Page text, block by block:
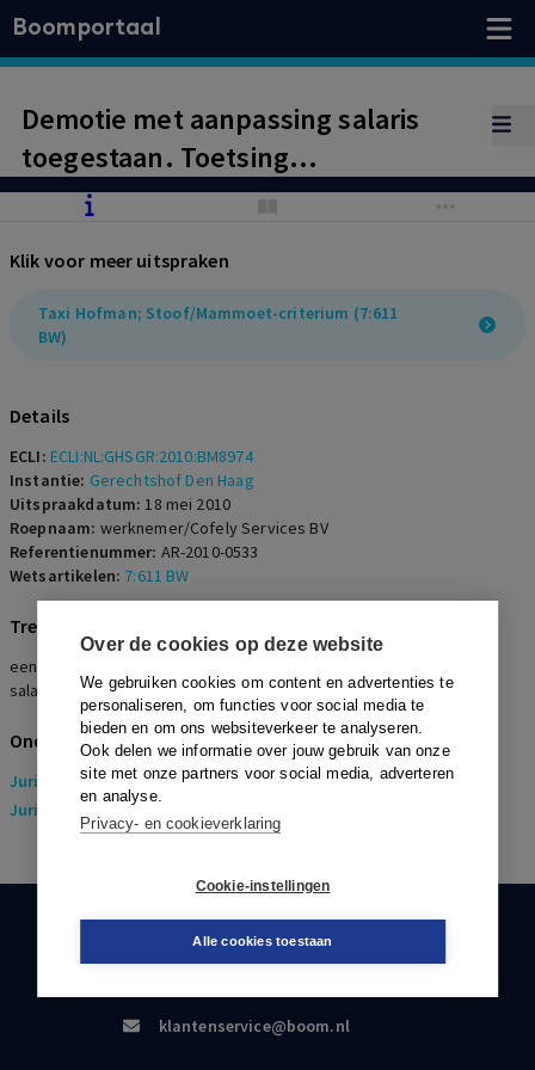
Over de cookies op deze website
We gebruiken cookies om content en advertenties te
personaliseren, om functies voor social media te
bieden en om ons websiteverkeer te analyseren.
Ook delen we informatie over jouw gebruik van onze
site met onze partners voor social media, adverteren
en analyse.
Privacy- en cookieverklaring
Cookie-instellingen
Alle cookies toestaan
Boomportaal
Demotie met aanpassing salaris
toegestaan. Toetsing
Stoof/Mammoet-criteria
Klik voor meer uitspraken
Taxi Hofman; Stoof/Mammoet-criterium (7:611
BW)
Details
ECLI: ECLI:NL:GHSGR:2010:BM8974
Instantie: Gerechtshof Den Haag
Uitspraakdatum:18 mei 2010
Roepnaam: werknemer/Cofely Services BV
Referentienummer: AR-2010-0533
Wetsartikelen: 7:611 BW
Trefwoorden
eenzijdige wijziging, demotie, goed werkgeverschap, bevriezing
salaris
Onderwerpen
Juridisch> Arbeidsrecht
Juridisch
> Sociaal Zekerheidsrecht
KLANTENSERVICE
klantenservice@boom.nl